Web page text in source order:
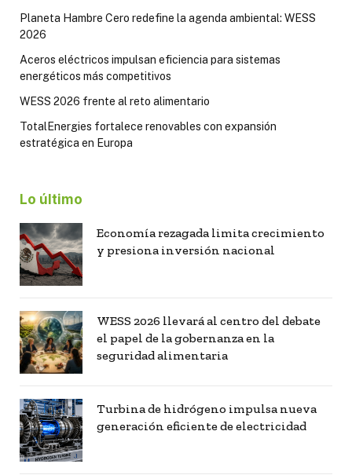
Planeta Hambre Cero redefine la agenda ambiental: WESS
2026
Aceros eléctricos impulsan eficiencia para sistemas
energéticos más competitivos
WESS 2026 frente al reto alimentario
TotalEnergies fortalece renovables con expansión
estratégica en Europa
Lo último
Economía rezagada limita crecimiento
y presiona inversión nacional
WESS 2026 llevará al centro del debate
el papel de la gobernanza en la
seguridad alimentaria
Turbina de hidrógeno impulsa nueva
generación eficiente de electricidad